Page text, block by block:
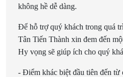
không hề dễ dàng.
Để hỗ trợ quý khách trong quá
Tân Tiến Thành xin đem đến
Hy vọng sẽ giúp ích cho quý
- Điểm khác biệt đầu tiên đến từ